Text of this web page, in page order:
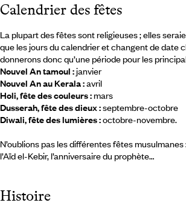
Calendrier des fêtes
La plupart des fêtes sont religieuses ; elles
que les jours du calendrier et changent de date
donnerons donc qu’une période pour les
Nouvel An tamoul :janvier
Nouvel An au Kerala :avril
Holi, fête des couleurs :mars
Dusserah, fête des dieux :septembre-octobre
Diwali, fête des lumières :octobre-novembre.
N’oublions pas les différentes fêtes
l’Aïd el-Kebir, l’anniversaire du prophète…
Histoire